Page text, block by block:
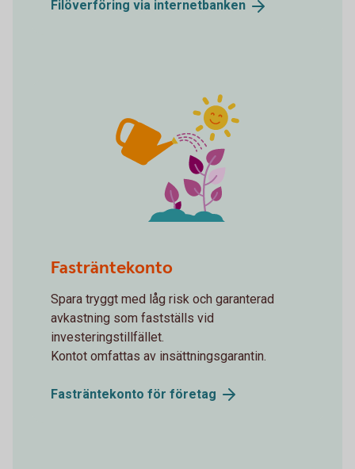
Filöverföring via internetbanken
Fasträntekonto
Spara tryggt med låg risk och garanterad
avkastning som fastställs vid
investeringstillfället.
Kontot omfattas av insättningsgarantin.
Fasträntekonto för företag